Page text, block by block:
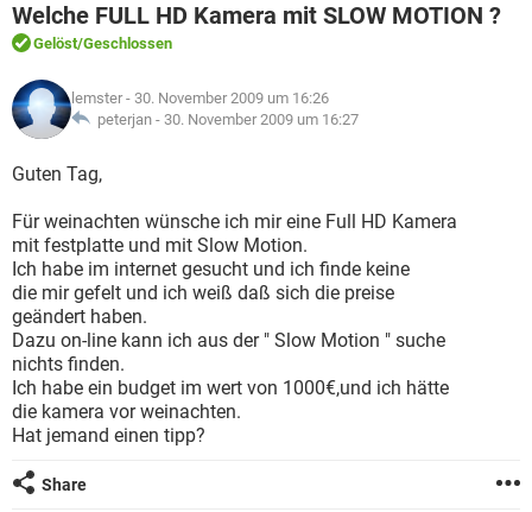
WHATSAPP TIKTOK
FACEBOOK
WINDOWS 10
WHATSAPP
FACEBOOK HARDWARE
SPIELE STREAMING
ANDROID
WINDOWS 10 INSTAGRAM
WHATSAPP
FACEBOOK
FORUM
SPIELE
ANDROID IOS
FACEBOOK HARDWARE
LEXIKON
SPIELE
ANDROID
WINDOWS 10 INSTAGRAM
WHATSAPP TIKTOK
FACEBOOK HARDWARE
Welche FULL HD Kamera mit SLOW MOTION ?
Gelöst/Geschlossen
lemster - 30. November 2009 um 16:26
peterjan - 30. November 2009 um 16:27
Guten Tag,
Für weinachten wünsche ich mir eine Full HD Kamera
mit festplatte und mit Slow Motion.
Ich habe im internet gesucht und ich finde keine
die mir gefelt und ich weiß daß sich die preise
geändert haben.
Dazu on-line kann ich aus der " Slow Motion " suche
nichts finden.
Ich habe ein budget im wert von 1000€,und ich hätte
die kamera vor weinachten.
Hat jemand einen tipp?
Share